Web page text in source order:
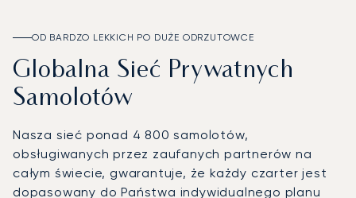
OD BARDZO LEKKICH PO DUŻE ODRZUTOWCE
Globalna Sieć Prywatnych
Samolotów
Nasza sieć ponad 4 800 samolotów,
obsługiwanych przez zaufanych partnerów na
całym świecie, gwarantuje, że każdy czarter jest
dopasowany do Państwa indywidualnego planu